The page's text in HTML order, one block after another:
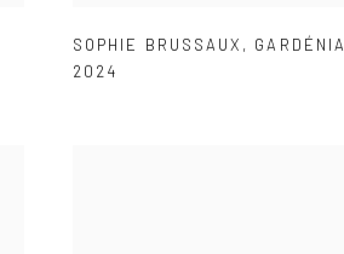
SOPHIE BRUSSAUX , GARDÉNIA
2024